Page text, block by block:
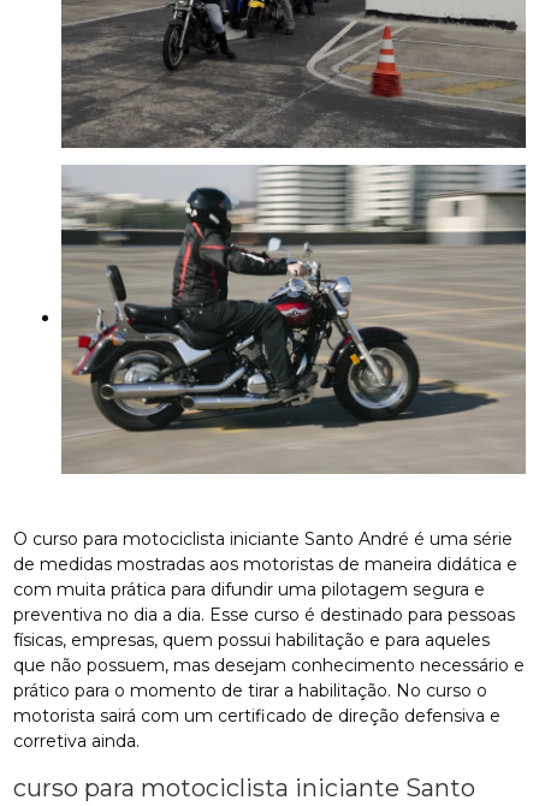
O curso para motociclista iniciante Santo André é uma série
de medidas mostradas aos motoristas de maneira didática e
com muita prática para difundir uma pilotagem segura e
preventiva no dia a dia. Esse curso é destinado para pessoas
físicas, empresas, quem possui habilitação e para aqueles
que não possuem, mas desejam conhecimento necessário e
prático para o momento de tirar a habilitação. No curso o
motorista sairá com um certificado de direção defensiva e
corretiva ainda.
curso para motociclista iniciante Santo